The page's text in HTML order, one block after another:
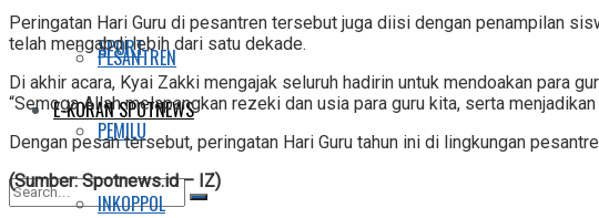
SPORT
E-KORAN SPOTNEWS
PESANTREN
PEMILU
INKOPPOL
Peringatan Hari Guru di pesantren tersebut juga diisi dengan penampilan
telah mengabdi lebih dari satu dekade.
Di akhir acara, Kyai Zakki mengajak seluruh hadirin untuk mendoakan para
“Semoga Allah melapangkan rezeki dan usia para guru kita, serta
Dengan pesan tersebut, peringatan Hari Guru tahun ini di lingkungan
(Sumber: Spotnews.id – IZ)